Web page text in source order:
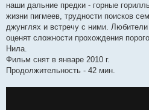
л
е
н
я
наши дальние предки - горные
жизни пигмеев, трудности поисков
джунглях и встречу с ними. Любители
оценят сложности прохождения
Нила.
Фильм снят в январе 2010 г.
Продолжительность - 42 мин.